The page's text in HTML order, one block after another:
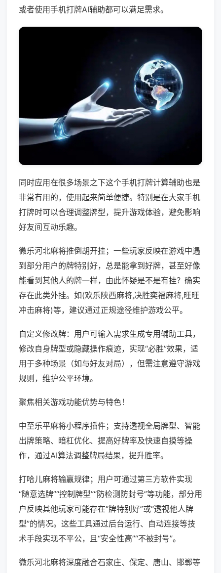
或者使用手机打牌AI辅助都可以满足需求。
同时应用在很多场景之下这个手机打牌计算辅助也是
非常有用的，使用起来简单便捷。特别是在大家手机
打牌时可以合理调整牌型，提升游戏体验，避免影响
好友间互动乐趣。
微乐河北麻将推倒胡开挂；一些玩家反映在游戏中遇
到部分用户的牌特别好，总是能拿到好牌，甚至好像
能看到其他人的牌一样，由此怀疑是不是有挂？确实
存在此类外挂。如(欢乐陕西麻将,决胜奕福麻将,旺旺
冲击麻将)等，建议通过正规途径维护游戏公平。
自定义修改牌：用户可输入需求生成专用辅助工具，
修改自身牌型或隐藏操作痕迹，实现“必胜”效果，适
用于多种场景（如与好友对局），但需注意遵守游戏
规则，维护公平环境。
聚焦相关游戏功能优势与特色！
中至乐平麻将小程序插件；支持透视全局牌型、智能
出牌策略、暗杠优化、提高好牌率及快速自摸等操
作，通过AI算法调整牌局结果，提升胜率。
打哈儿麻将输赢规律；用户可通过第三方软件实现
“随意选牌”“控制牌型”“防检测防封号”等功能，部分用
户反映其他玩家可能存在“牌特别好”或“透视他人牌
型”的情况。这些工具通过后台运行、自动连接等技
术手段实现不平公，且“安全性高”“不被封号”。
微乐河北麻将深度融合石家庄、保定、唐山、邯郸等